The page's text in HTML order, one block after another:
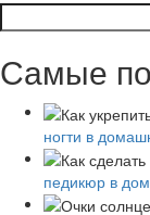
Самые
ногти в
педикюр в